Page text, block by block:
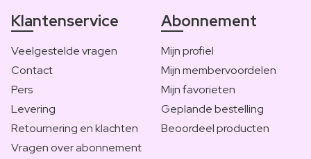
Klantenservice
Veelgestelde vragen
Contact
Pers
Levering
Retournering en klachten
Vragen over abonnement
Abonnement
Mijn profiel
Mijn membervoordelen
Mijn favorieten
Geplande bestelling
Beoordeel producten